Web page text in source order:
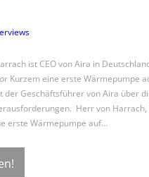
ist CEO von Aira in
Kurzem eine erste Wärmepumpe
der Geschäftsführer von Aira über
Herr von
erste Wärmepumpe auf…